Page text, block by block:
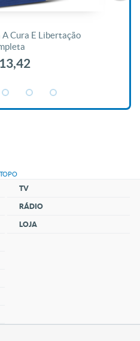
A Cura E Libertação
TV
RÁDIO
LOJA